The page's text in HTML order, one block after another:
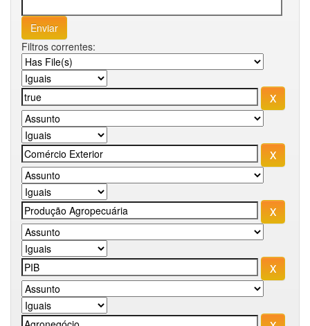
Filtros correntes: